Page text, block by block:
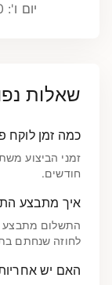
יום ו': 09:00-14:00
שאלות
כמה זמן לוקח
חודשים.
איך מתבצע
התשלום מתבצע
לחוזה שנחתם
האם יש